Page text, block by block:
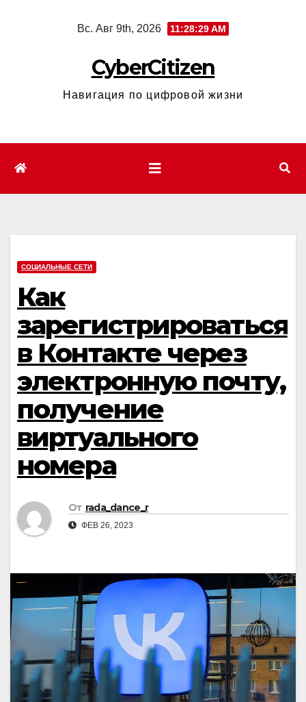
Вс. Авг 9th, 2026 11:28:30 AM
CyberCitizen
Навигация по цифровой жизни
СОЦИАЛЬНЫЕ СЕТИ
Как
зарегистрироваться
в Контакте через
электронную почту,
получение
виртуального
номера
От rada_dance_r
ФЕВ 26, 2023